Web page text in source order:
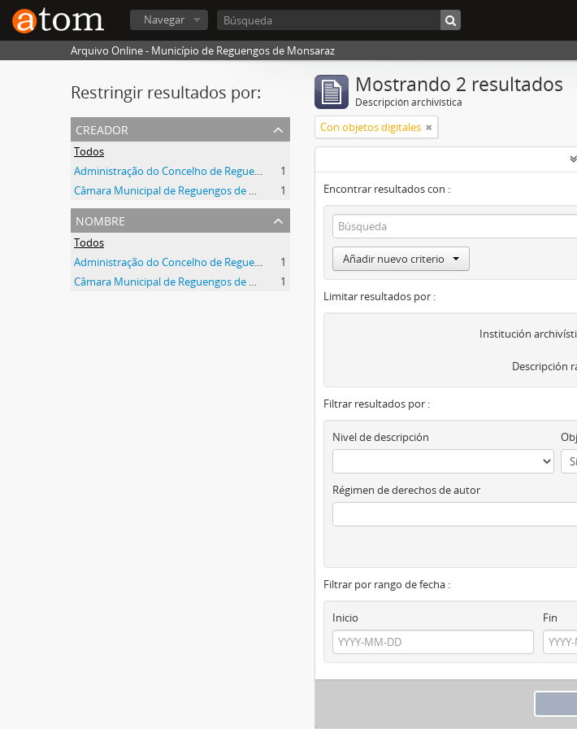
Navegar
Arquivo Online - Município de Reguengos de Monsaraz
Restringir resultados por:
creador
Todos
Administração do Concelho de Reguengos
1
Câmara Municipal de Reguengos de Monsaraz
1
nombre
Todos
Administração do Concelho de Reguengos
1
Câmara Municipal de Reguengos de Monsaraz
1
Mostrando 2 resultados
Descripción archivística
Con objetos digitales
Encontrar resultados con :
Añadir nuevo criterio
Limitar resultados por :
Institución
Descripción
Filtrar resultados por :
Nivel de descripción
Régimen de derechos de autor
Filtrar por rango de fecha :
Inicio
Fin